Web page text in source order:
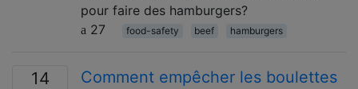
pour faire des hamburgers?
27
food-safety beef hamburgers
14
Comment empêcher les boulettes